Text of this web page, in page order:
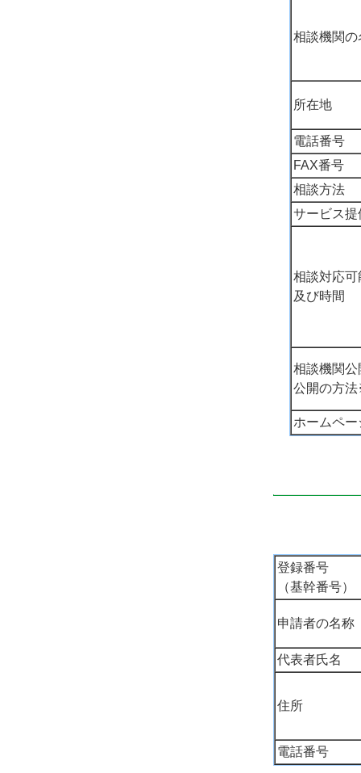
相談機関の
所在地
電話番号
FAX番号
相談方法
サービス
相談対応可
及び時間
相談機関公
公開の方
ホームペー
登録番号
（基幹番号）
申請者の名称
代表者氏名
住所
電話番号